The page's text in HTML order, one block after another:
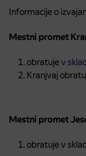
Informacije o
Mestni promet
obratujev
Kranjvaj
Mestni promet
obratuje v